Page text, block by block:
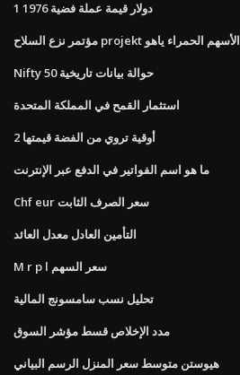
1 دولار قيمة عملة فضية 1976
مؤتمر نزع السلاح projekt الأسهم الحمراء ياهو
Nifty 50 حوالة بيانات تاريخية
استثمار القمح في المملكة المتحدة
2 أوقية تروي من الفضة قيمتها
ما هو اسم الفواتير في الدفع عبر الإنترنت
Chf eur سعر الصرف الثابت
التأمين العادل معدل العائد
M r p l سعر السهم
تحليل نسب سامسونج المالية
مدد الإخلاص قسط مؤشر السوق
هيوستن متوسط ​​سعر المنزل الرسم البياني